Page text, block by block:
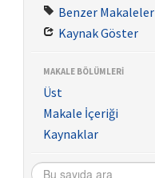
Benzer Makaleler
Kaynak Göster
MAKALE BÖLÜMLERİ
Üst
Makale İçeriği
Kaynaklar